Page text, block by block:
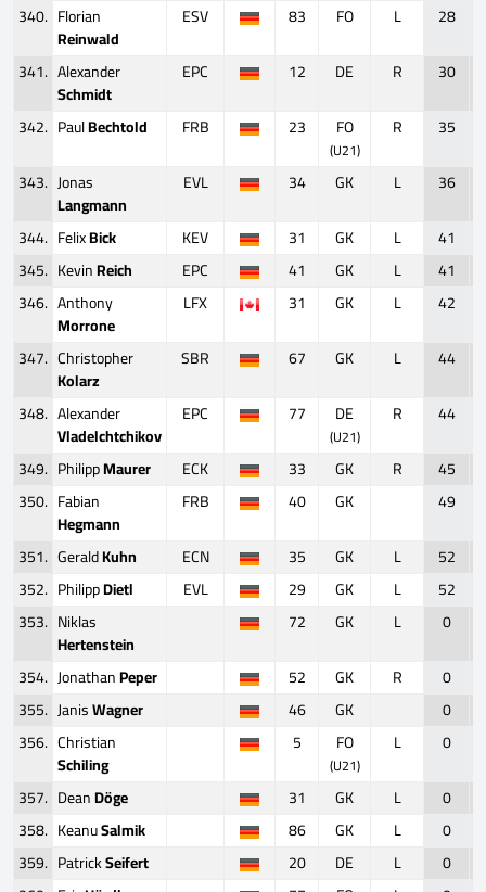
340. Florian
Reinwald
ESV 83 FO L 28
341. Alexander
Schmidt
EPC 12 DE R 30
342. PaulBechtold FRB 23 FO
(U21)
R 35
343. Jonas
Langmann
EVL 34 GK L 36
344. FelixBick KEV 31 GK L 41
345. KevinReich EPC 41 GK L 41
346. Anthony
Morrone
LFX 31 GK L 42
347. Christopher
Kolarz
SBR 67 GK L 44
348. Alexander
Vladelchtchikov
EPC 77 DE
(U21)
R 44
349. PhilippMaurer ECK 33 GK R 45
350. Fabian
Hegmann
FRB 40 GK 49
351. GeraldKuhn ECN 35 GK L 52
352. PhilippDietl EVL 29 GK L 52
353. Niklas
Hertenstein
72 GK L 0
354. JonathanPeper 52 GK R 0
355. JanisWagner 46 GK 0
356. Christian
Schiling
5 FO
(U21)
L 0
357. DeanDöge 31 GK L 0
358. KeanuSalmik 86 GK L 0
359. PatrickSeifert 20 DE L 0